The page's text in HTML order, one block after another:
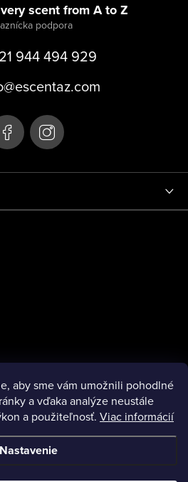
aby sme vám umožnili pohodlné
a vďaka analýze neustále
a použiteľnosť. Viac informácií
Nastavenie
scent from A to Z
944 494 929
@escentaz.com